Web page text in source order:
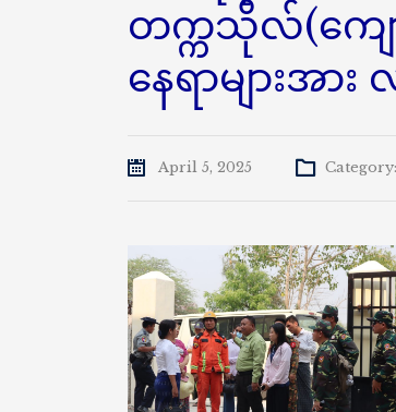
တက္ကသိုလ်(ကျ
နေရာများအာ
April 5, 2025 Category: